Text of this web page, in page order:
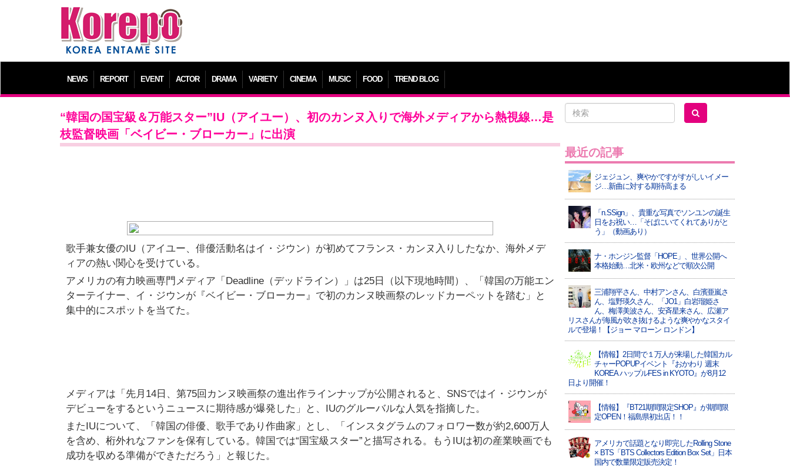
NEWS REPORT EVENT ACTOR DRAMA VARIETY CINEMA MUSIC FOOD TREND BLOG
“韓国の国宝級＆万能スター”IU（アイユー）、初のカンヌ入りで海外メディアから熱視線…是
枝監督映画「ベイビー・ブローカー」に出演
歌手兼女優のIU（アイユー、俳優活動名はイ・ジウン）が初めてフランス・カンヌ入りしたなか、海外メデ
ィアの熱い関心を受けている。
アメリカの有力映画専門メディア「Deadline（デッドライン）」は25日（以下現地時間）、「韓国の万能エン
ターテイナー、イ・ジウンが『ベイビー・ブローカー』で初のカンヌ映画祭のレッドカーペットを踏む」と
集中的にスポットを当てた。
メディアは「先月14日、第75回カンヌ映画祭の進出作ラインナップが公開されると、SNSではイ・ジウンが
デビューをするというニュースに期待感が爆発した」と、IUのグルーバルな人気を指摘した。
またIUについて、「韓国の俳優、歌手であり作曲家」とし、「インスタグラムのフォロワー数が約2,600万人
を含め、桁外れなファンを保有している。韓国では“国宝級スター”と描写される。もうIUは初の産業映画でも
成功を収める準備ができただろう」と報じた。
最近の記事
ジェジュン、爽やかですがすがしいイメー
ジ…新曲に対する期待高まる
「n.SSign」、貴重な写真でソンユンの誕生
日をお祝い…「そばにいてくれてありがと
う」（動画あり）
ナ・ホンジン監督「HOPE」、世界公開へ
本格始動…北米・欧州などで順次公開
三浦翔平さん、中村アンさん、白濱亜嵐さ
ん、塩野瑛久さん、「JO1」白岩瑠姫さ
ん、梅澤美波さん、安斉星来さん、広瀬ア
リスさんが海風が吹き抜けるような爽やかなスタイ
ルで登場！【ジョー マローン ロンドン】
【情報】2日間で１万人が来場した韓国カル
チャーPOPUPイベント『おかわり 週末
KOREA ハップルFES in KYOTO』が8月12
日より開催！
【情報】『BT21期間限定SHOP』が期間限
定OPEN！福島県初出店！！
アメリカで話題となり即完したRolling Stone
× BTS「BTS Collectors Edition Box Set」日本
国内で数量限定販売決定！